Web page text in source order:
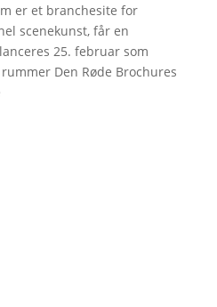
er et branchesite for
scenekunst, får en
25. februar som
Den Røde Brochures